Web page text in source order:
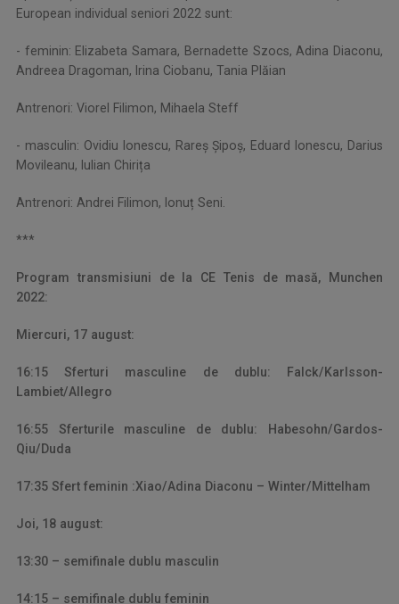
European individual seniori 2022 sunt:
- feminin: Elizabeta Samara, Bernadette Szocs, Adina Diaconu,
Andreea Dragoman, Irina Ciobanu, Tania Plăian
Antrenori: Viorel Filimon, Mihaela Steff
- masculin: Ovidiu Ionescu, Rareș Șipoș, Eduard Ionescu, Darius
Movileanu, Iulian Chirița
Antrenori: Andrei Filimon, Ionuț Seni.
***
Program transmisiuni de la CE Tenis de masă, Munchen
2022:
Miercuri, 17 august:
16:15 Sferturi masculine de dublu: Falck/Karlsson-
Lambiet/Allegro
16:55 Sferturile masculine de dublu: Habesohn/Gardos-
Qiu/Duda
17:35 Sfert feminin :Xiao/Adina Diaconu – Winter/Mittelham
Joi, 18 august:
13:30 – semifinale dublu masculin
14:15 – semifinale dublu feminin